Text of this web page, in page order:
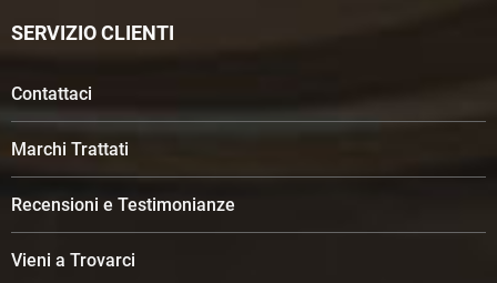
SERVIZIO CLIENTI
Contattaci
Marchi Trattati
Recensioni e Testimonianze
Vieni a Trovarci